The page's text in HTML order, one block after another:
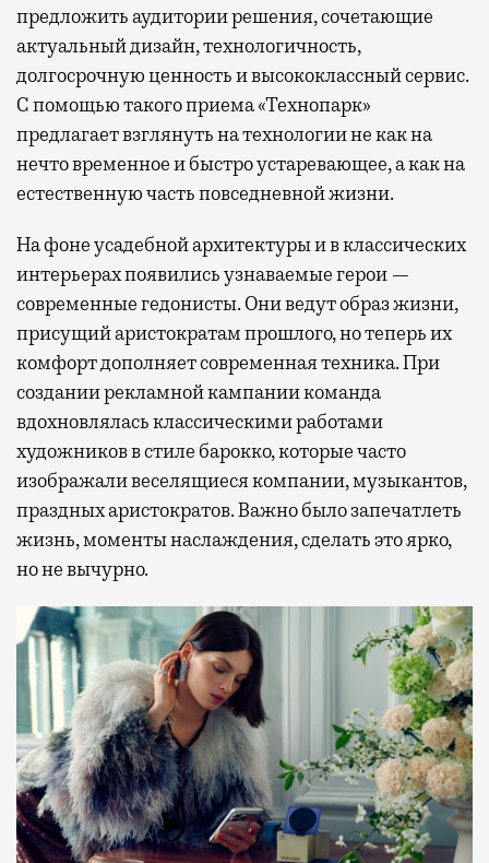
предложить аудитории решения, сочетающие
актуальный дизайн, технологичность,
долгосрочную ценность и высококлассный сервис.
С помощью такого приема «Технопарк»
предлагает взглянуть на технологии не как на
нечто временное и быстро устаревающее, а как на
естественную часть повседневной жизни.
На фоне усадебной архитектуры и в классических
интерьерах появились узнаваемые герои —
современные гедонисты. Они ведут образ жизни,
присущий аристократам прошлого, но теперь их
комфорт дополняет современная техника. При
создании рекламной кампании команда
вдохновлялась классическими работами
художников в стиле барокко, которые часто
изображали веселящиеся компании, музыкантов,
праздных аристократов. Важно было запечатлеть
жизнь, моменты наслаждения, сделать это ярко,
но не вычурно.